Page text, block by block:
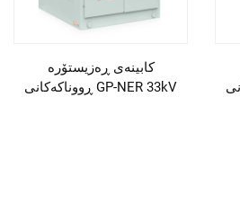
Li Ser Nivîsain
کابینەی ڕەزیستۆرە
ڕووناکەکانی GP-NER 33kV